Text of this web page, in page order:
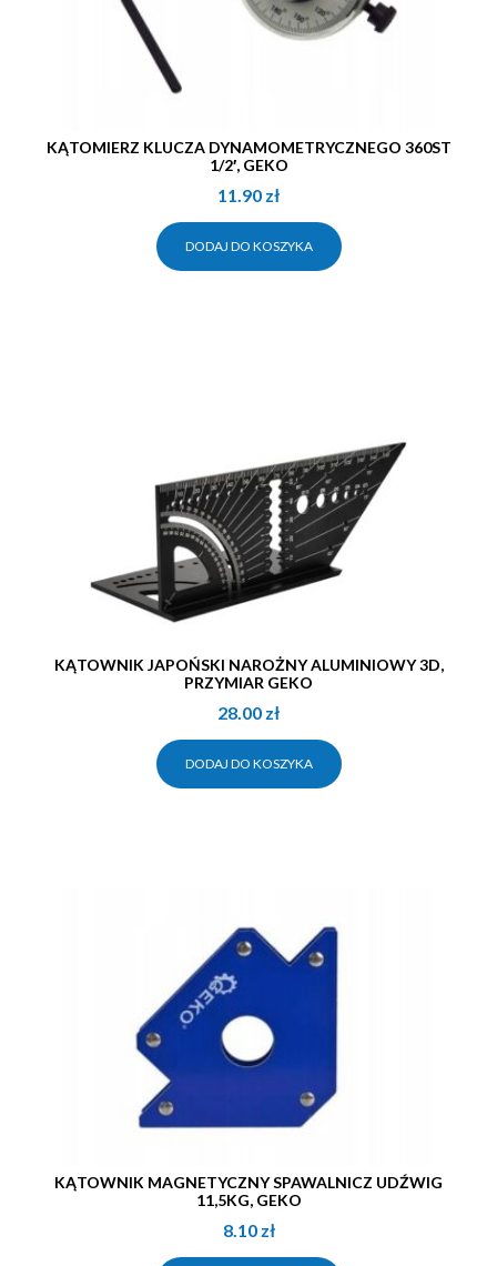
KĄTOMIERZ KLUCZA DYNAMOMETRYCZNEGO 360ST
1/2′, GEKO
11.90 zł
DODAJ DO KOSZYKA
KĄTOWNIK JAPOŃSKI NAROŻNY ALUMINIOWY 3D,
PRZYMIAR GEKO
28.00 zł
DODAJ DO KOSZYKA
KĄTOWNIK MAGNETYCZNY SPAWALNICZ UDŹWIG
11,5KG, GEKO
8.10 zł